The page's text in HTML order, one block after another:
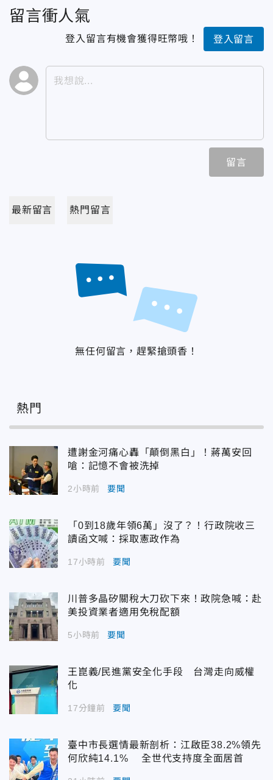
留言衝人氣
登入留言有機會獲得旺幣哦！ 登入留言
留言
最新留言 熱門留言
無任何留言，趕緊搶頭香！
熱門
遭謝金河痛心轟「顛倒黑白」！蔣萬安回
嗆：記憶不會被洗掉
2小時前 要聞
「0到18歲年領6萬」沒了？！行政院收三
讀函文喊：採取憲政作為
17小時前 要聞
川普多晶矽關稅大刀砍下來！政院急喊：赴
美投資業者適用免稅配額
5小時前 要聞
王崑義/民進黨安全化手段 台灣走向威權
化
17分鐘前 要聞
臺中市長選情最新剖析：江啟臣38.2%領先
何欣純14.1% 全世代支持度全面居首